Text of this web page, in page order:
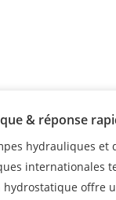
& réponse
hydrauliques
internationales
hydrostatique offre